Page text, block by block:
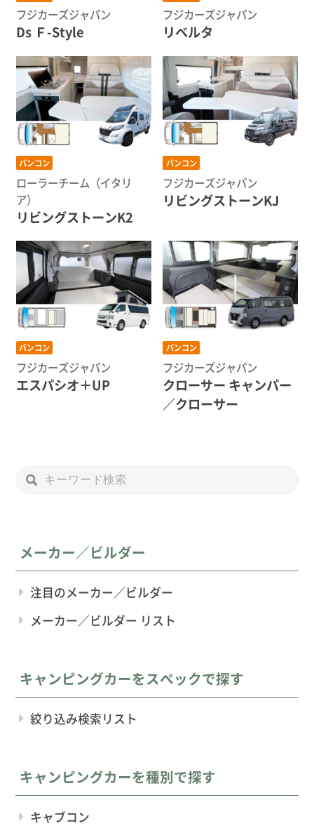
フジカーズジャパン
Ds Ｆ-Style
フジカーズジャパン
リベルタ
バンコン
ローラーチーム（イタリ
ア）
リビングストーンK2
バンコン
フジカーズジャパン
リビングストーンKJ
バンコン
フジカーズジャパン
エスパシオ＋UP
バンコン
フジカーズジャパン
クローサー キャンパー
／クローサー
メーカー／ビルダー
注目のメーカー／ビルダー
メーカー／ビルダー リスト
キャンピングカーをスペックで探す
絞り込み検索リスト
キャンピングカーを種別で探す
キャブコン